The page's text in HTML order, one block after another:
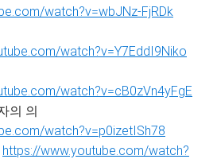
watch?v=wbJNz-FjRDk
watch?v=Y7EddI9Niko
watch?v=cB0zVn4yFgE
의 의
watch?v=p0izetISh78
https://www.youtube.com/watch?